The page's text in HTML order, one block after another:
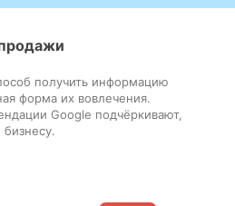
получить информацию
форма их вовлечения.
Google подчёркивают,